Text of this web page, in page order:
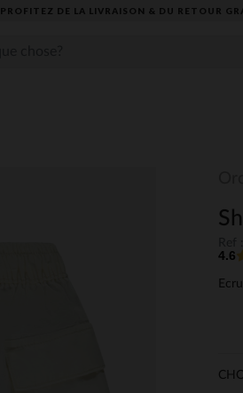
PROFITEZ DE LA LIVRAISON & DU RETOUR
4.6
Ecru